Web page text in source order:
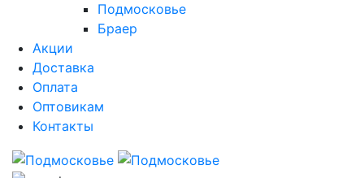
Подмосковье
Браер
Акции
Доставка
Оплата
Оптовикам
Контакты